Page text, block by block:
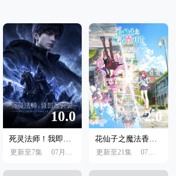
洞剧情中收获欢乐，实现轻松解压。
10.0
死灵法师！我即是天灾
更新至7集 07月24日
2.0
花仙子之魔法香对论
更新至21集 07月04日